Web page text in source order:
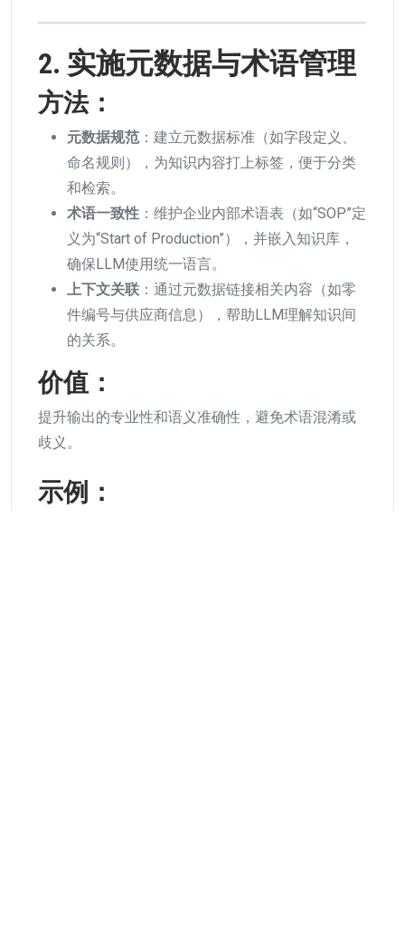
2. 实施元数据与术语管理
方法：
元数据规范 ：建立元数据标准（如字段定义、
命名规则），为知识内容打上标签，便于分类
和检索。
术语一致性 ：维护企业内部术语表（如“SOP”定
义为“Start of Production”），并嵌入知识库，
确保LLM使用统一语言。
上下文关联 ：通过元数据链接相关内容（如零
件编号与供应商信息），帮助LLM理解知识间
的关系。
价值：
提升输出的专业性和语义准确性，避免术语混淆或
歧义。
示例：